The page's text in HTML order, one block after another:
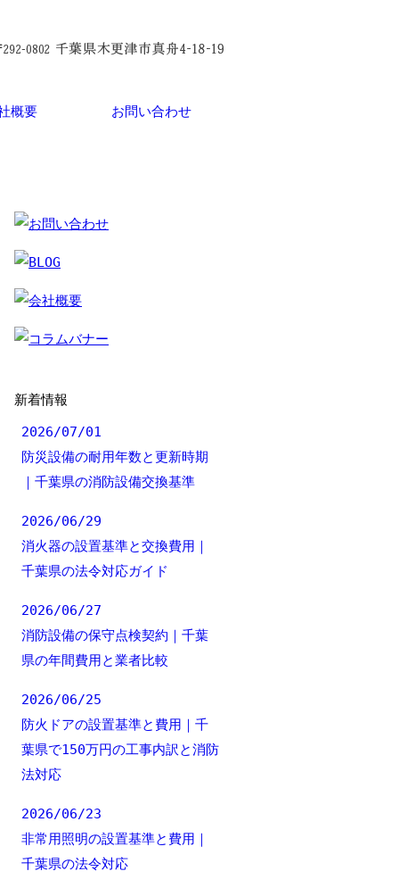
概要 お問い合わせ
新着情報
2026/07/01
防災設備の耐用年数と更新時期
｜千葉県の消防設備交換基準
2026/06/29
消火器の設置基準と交換費用｜
千葉県の法令対応ガイド
2026/06/27
消防設備の保守点検契約｜千葉
県の年間費用と業者比較
2026/06/25
防火ドアの設置基準と費用｜千
葉県で150万円の工事内訳と消防
法対応
2026/06/23
非常用照明の設置基準と費用｜
千葉県の法令対応